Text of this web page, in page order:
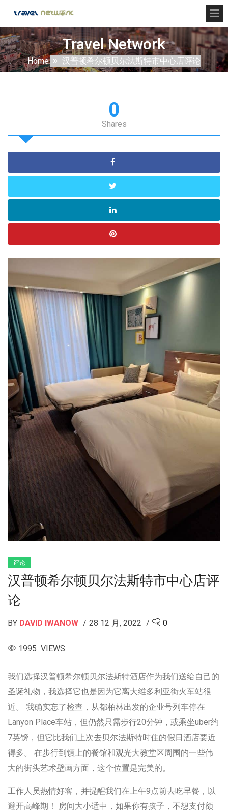
Travel Network
Home 汉普顿希尔顿贝尔法斯特市中心店评论
0
Shares
评论
汉普顿希尔顿贝尔法斯特市中心店评
论
BY DAVID IWANOW 28 12 月, 2022 0
1995 VIEWS
我们选择汉普顿希尔顿贝尔法斯特酒店作为我们送给自己的
圣诞礼物，我选择它也是因为它离大维多利亚街火车站很
近。 我确实忘了检查，从都柏林出发的企业号列车停在
Lanyon Place车站，但仍然只需步行20分钟，或乘坐uber约
7英镑，但它比我们上次去贝尔法斯特时住的假日酒店要近
得多。 在步行到镇上的餐馆和观光大教堂区周围的一些伟
大的街头艺术壁画方面，这个位置是完美的。
工作人员热情好客，并提醒我们在上午9点前去吃早餐，以
避开高峰期！ 房间大小适中，如果你有孩子，不想支付额